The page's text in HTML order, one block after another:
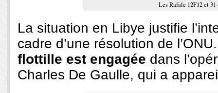
Les Rafale 12F12 et
La situation en Libye justifie
cadre d’une résolution de
flottille est engagée dans
Charles De Gaulle, qui a